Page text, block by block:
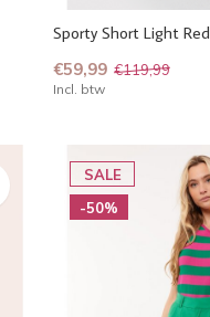
Sporty Short Light Red
€59,99 €119,99
Incl. btw
SALE
-50%